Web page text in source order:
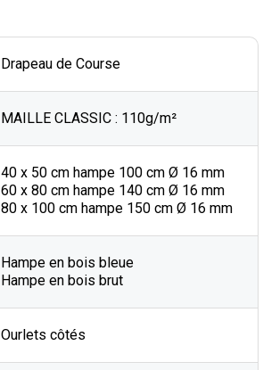
Drapeau de Course
MAILLE CLASSIC : 110g/m²
40 x 50 cm hampe 100 cm Ø 16 mm
60 x 80 cm hampe 140 cm Ø 16 mm
80 x 100 cm hampe 150 cm Ø 16 mm
Hampe en bois bleue
Hampe en bois brut
Ourlets côtés